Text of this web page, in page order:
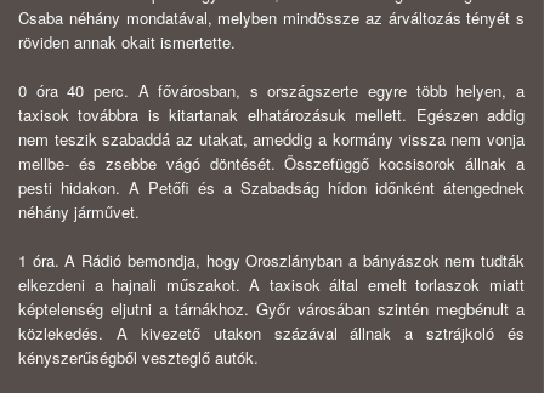
Csaba néhány mondatával, melyben mindössze az árváltozás tényét s
röviden annak okait ismertette.
0 óra 40 perc. A fővárosban, s országszerte egyre több helyen, a
taxisok továbbra is kitartanak elhatározásuk mellett. Egészen addig
nem teszik szabaddá az utakat, ameddig a kormány vissza nem vonja
mellbe- és zsebbe vágó dönté­sét. Összefüggő kocsisorok állnak a
pesti hidakon. A Petőfi és a Szabadság hí­don időnként átengednek
néhány járművet.
1 óra. A Rádió bemondja, hogy Oroszlányban a bányászok nem tudták
el­kezdeni a hajnali műszakot. A taxisok által emelt torlaszok miatt
képtelenség el­jutni a tárnákhoz. Győr városában szintén megbénult a
közlekedés. A kivezető utakon százával állnak a sztrájkoló és
kényszerűségből veszteglő autók.